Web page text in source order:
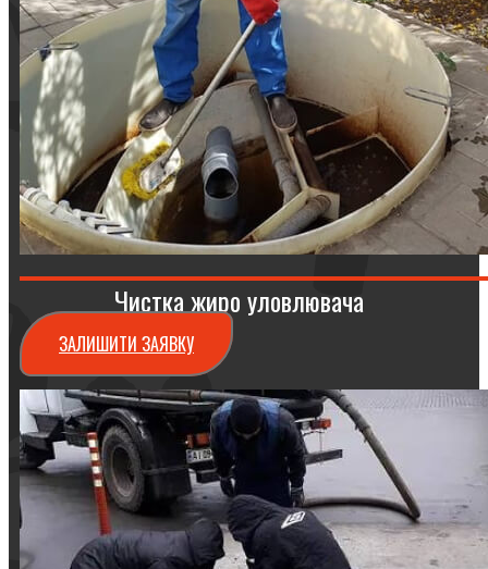
Чистка жиро уловлювача
ЗАЛИШИТИ ЗАЯВКУ